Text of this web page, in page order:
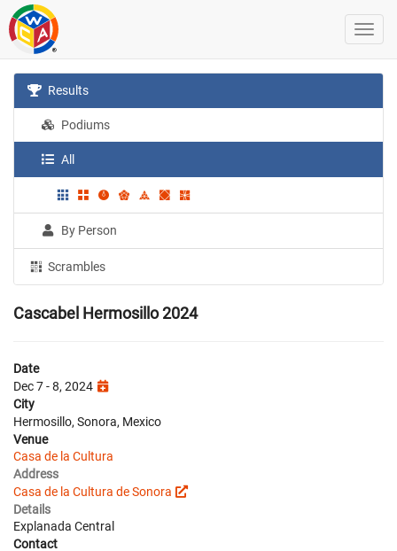
Results
Podiums
All
By Person
Scrambles
Cascabel Hermosillo 2024
Date
Dec 7 - 8, 2024
City
Hermosillo, Sonora, Mexico
Venue
Casa de la Cultura
Address
Casa de la Cultura de Sonora
Details
Explanada Central
Contact